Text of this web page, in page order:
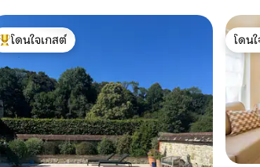
โดนใจเกสต์ที่สุด
โดนใจเกสต์
โดน
โดน